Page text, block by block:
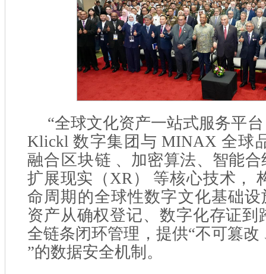
“全球文化资产一站式服务平台
Klickl数字集团与 MINAX 全球
融合区块链 、加密算法、智能
扩展现实（XR） 等核心技术，
命周期的全球性数字文化基础设
资产从确权登记、数字化存证
全链条闭环管理， 提供“不可篡改
”的数据安全机制。